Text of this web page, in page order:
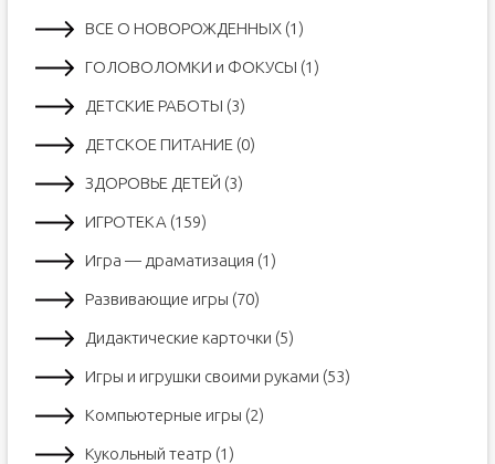
ВСЕ О НОВОРОЖДЕННЫХ (1)
ГОЛОВОЛОМКИ и ФОКУСЫ (1)
ДЕТСКИЕ РАБОТЫ (3)
ДЕТСКОЕ ПИТАНИЕ (0)
ЗДОРОВЬЕ ДЕТЕЙ (3)
ИГРОТЕКА (159)
Игра — драматизация (1)
Развивающие игры (70)
Дидактические карточки (5)
Игры и игрушки своими руками (53)
Компьютерные игры (2)
Кукольный театр (1)